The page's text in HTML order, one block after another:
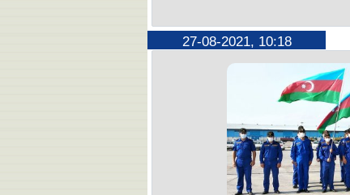
27-08-2021, 10:18